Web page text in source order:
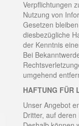
Verpflichtungen
Nutzung von
Gesetzen
diesbezügliche
der Kenntnis
Bei
umgehend
HAFTUNG FÜR
Unser Angebot
Dritter, auf